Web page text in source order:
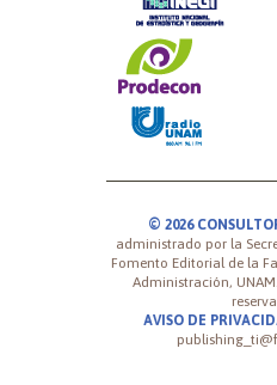
© 2026
administrado por la
Fomento Editorial de la
Administración,
AVISO DE